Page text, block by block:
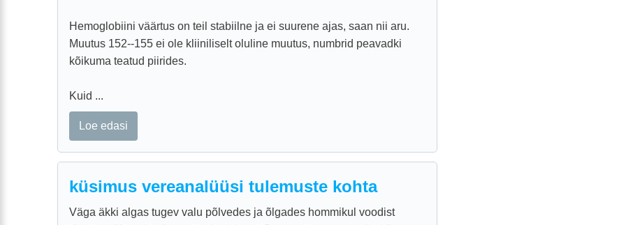
Hemoglobiini väärtus on teil stabiilne ja ei suurene ajas, saan nii aru.
Muutus 152--155 ei ole kliiniliselt oluline muutus, numbrid peavadki
kõikuma teatud piirides.
Kuid ...
Loe edasi
küsimus vereanalüüsi tulemuste kohta
Väga äkki algas tugev valu põlvedes ja õlgades hommikul voodist